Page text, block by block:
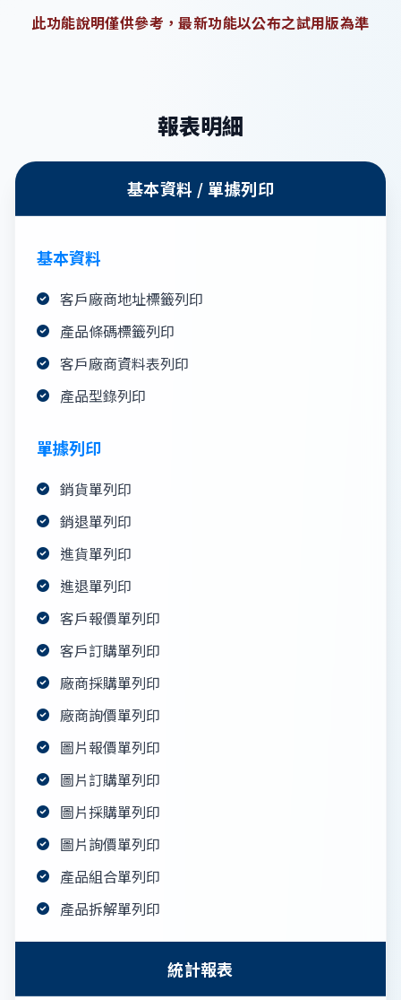
此功能說明僅供參考，最新功能以公布之試用版為準
報表明細
基本資料 / 單據列印
基本資料
客戶廠商地址標籤列印
產品條碼標籤列印
客戶廠商資料表列印
產品型錄列印
單據列印
銷貨單列印
銷退單列印
進貨單列印
進退單列印
客戶報價單列印
客戶訂購單列印
廠商採購單列印
廠商詢價單列印
圖片報價單列印
圖片訂購單列印
圖片採購單列印
圖片詢價單列印
產品組合單列印
產品拆解單列印
統計報表